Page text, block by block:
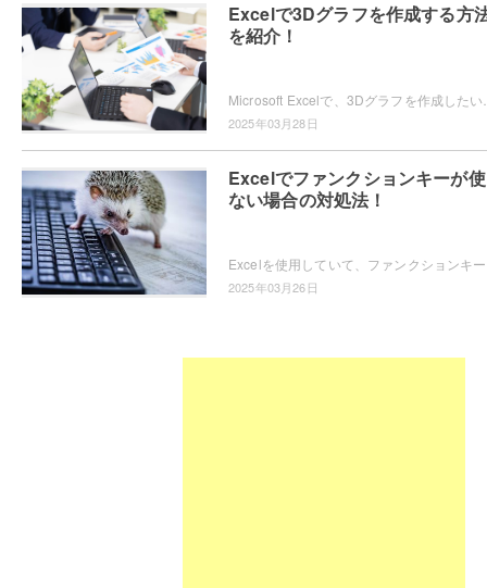
Excelで3Dグラフを作成する方
を紹介！
2025年03月28日
Excelでファンクションキーが
ない場合の対処法！
2025年03月26日